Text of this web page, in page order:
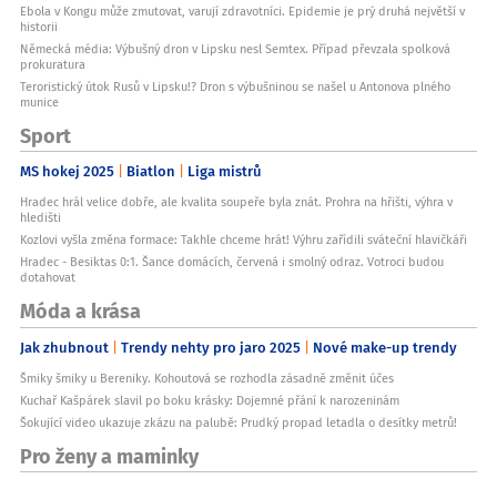
Ebola v Kongu může zmutovat, varují zdravotníci. Epidemie je prý druhá největší v
historii
Německá média: Výbušný dron v Lipsku nesl Semtex. Případ převzala spolková
prokuratura
Teroristický útok Rusů v Lipsku!? Dron s výbušninou se našel u Antonova plného
munice
Sport
MS hokej 2025 Biatlon Liga mistrů
Hradec hrál velice dobře, ale kvalita soupeře byla znát. Prohra na hřišti, výhra v
hledišti
Kozlovi vyšla změna formace: Takhle chceme hrát! Výhru zařídili sváteční hlavičkáři
Hradec - Besiktas 0:1. Šance domácích, červená i smolný odraz. Votroci budou
dotahovat
Móda a krása
Jak zhubnout Trendy nehty pro jaro 2025 Nové make-up trendy
Šmiky šmiky u Bereniky. Kohoutová se rozhodla zásadně změnit účes
Kuchař Kašpárek slavil po boku krásky: Dojemné přání k narozeninám
Šokující video ukazuje zkázu na palubě: Prudký propad letadla o desítky metrů!
Pro ženy a maminky